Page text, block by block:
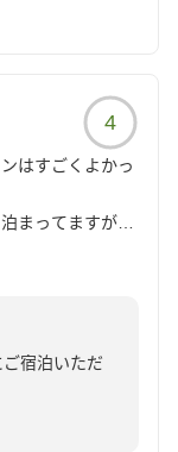
ューホテル美
。
4
はすごくよかっ
まってますが、
宿泊いただ